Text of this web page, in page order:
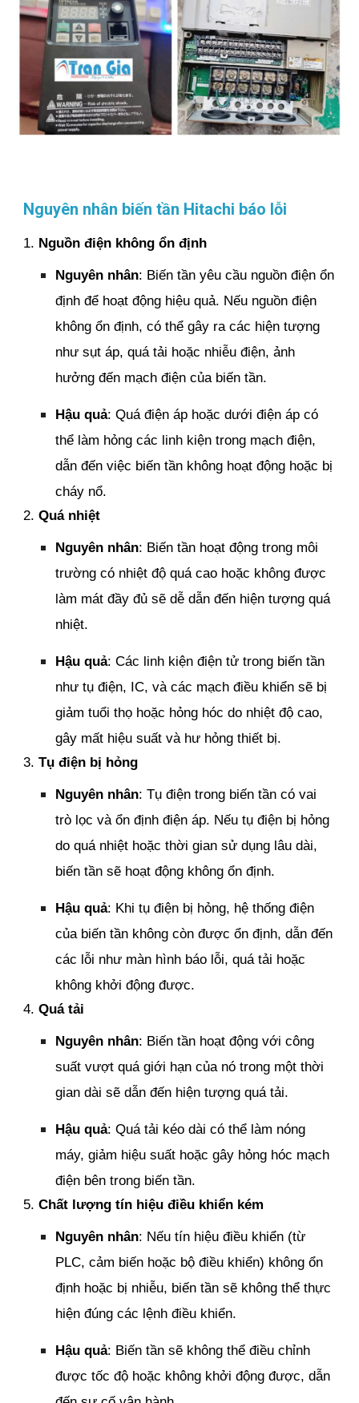
Nguyên nhân biến tần Hitachi báo lỗi
1. Nguồn điện không ổn định
Nguyên nhân: Biến tần yêu cầu nguồn điện ổn
định để hoạt động hiệu quả. Nếu nguồn điện
không ổn định, có thể gây ra các hiện tượng
như sụt áp, quá tải hoặc nhiễu điện, ảnh
hưởng đến mạch điện của biến tần.
Hậu quả: Quá điện áp hoặc dưới điện áp có
thể làm hỏng các linh kiện trong mạch điện,
dẫn đến việc biến tần không hoạt động hoặc bị
cháy nổ.
2.Quá nhiệt
Nguyên nhân: Biến tần hoạt động trong môi
trường có nhiệt độ quá cao hoặc không được
làm mát đầy đủ sẽ dễ dẫn đến hiện tượng quá
nhiệt.
Hậu quả: Các linh kiện điện tử trong biến tần
như tụ điện, IC, và các mạch điều khiển sẽ bị
giảm tuổi thọ hoặc hỏng hóc do nhiệt độ cao,
gây mất hiệu suất và hư hỏng thiết bị.
3.Tụ điện bị hỏng
Nguyên nhân: Tụ điện trong biến tần có vai
trò lọc và ổn định điện áp. Nếu tụ điện bị hỏng
do quá nhiệt hoặc thời gian sử dụng lâu dài,
biến tần sẽ hoạt động không ổn định.
Hậu quả: Khi tụ điện bị hỏng, hệ thống điện
của biến tần không còn được ổn định, dẫn đến
các lỗi như màn hình báo lỗi, quá tải hoặc
không khởi động được.
4.Quá tải
Nguyên nhân: Biến tần hoạt động với công
suất vượt quá giới hạn của nó trong một thời
gian dài sẽ dẫn đến hiện tượng quá tải.
Hậu quả: Quá tải kéo dài có thể làm nóng
máy, giảm hiệu suất hoặc gây hỏng hóc mạch
điện bên trong biến tần.
5.Chất lượng tín hiệu điều khiển kém
Nguyên nhân: Nếu tín hiệu điều khiển (từ
PLC, cảm biến hoặc bộ điều khiển) không ổn
định hoặc bị nhiễu, biến tần sẽ không thể thực
hiện đúng các lệnh điều khiển.
Hậu quả: Biến tần sẽ không thể điều chỉnh
được tốc độ hoặc không khởi động được, dẫn